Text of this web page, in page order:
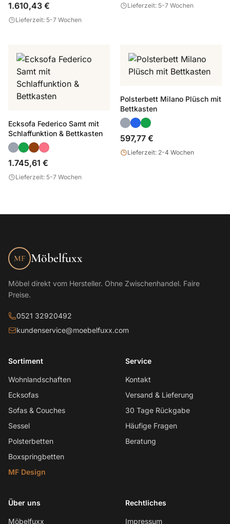
1.610,43 €
Lieferzeit: 5-7 Wochen
Lieferzeit: 5-7 Wochen
Ecksofa Federico Samt mit
Schlaffunktion & Bettkasten
1.745,61 €
Lieferzeit: 5-7 Wochen
Polsterbett Milano Plüsch mit
Bettkasten
597,77 €
Lieferzeit: 2-4 Wochen
MF Möbelfuxx
Möbel direkt vom Hersteller. Ohne Zwischenhandel. Faire
Preise.
0521 32920492
kundenservice@moebelfuxx.com
Sortiment
Wohnlandschaften
Ecksofas
Sofas & Couches
Sessel
Polsterbetten
Boxspringbetten
MF Design
Service
Kontakt
Versand & Lieferung
30 Tage Rückgabe
Häufige Fragen
Beratung
Über uns
Möbelfuxx
Rechtliches
Impressum